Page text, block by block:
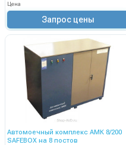
Цена
Запрос цены
Автомоечный комплекс АМК 8/200
SAFEBOX на 8 постов